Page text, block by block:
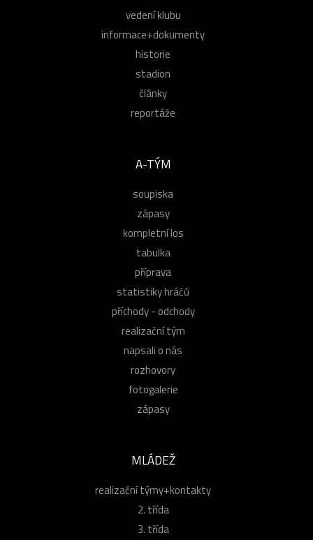
vedení klubu
informace+dokumenty
historie
stadion
články
reportáže
A-TÝM
soupiska
zápasy
kompletní los
tabulka
příprava
statistiky hráčů
příchody - odchody
realizační tým
napsali o nás
rozhovory
fotogalerie
zápasy
MLÁDEŽ
realizační týmy+kontakty
2. třída
3. třída